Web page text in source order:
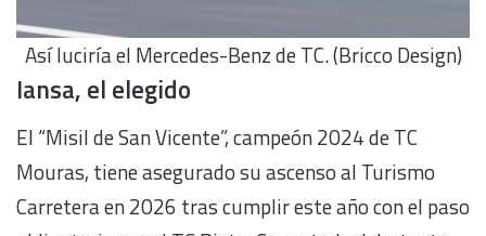
Así luciría el Mercedes-Benz de TC. (Bricco Design)
Iansa, el elegido
El “Misil de San Vicente”, campeón 2024 de TC
Mouras, tiene asegurado su ascenso al Turismo
Carretera en 2026 tras cumplir este año con el paso